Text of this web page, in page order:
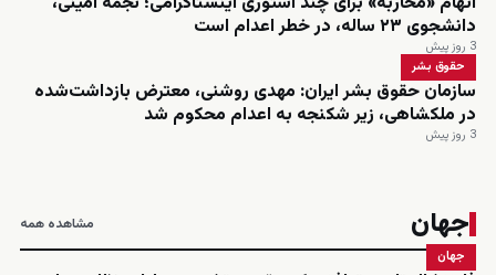
دانشجوی ۲۳ ساله، در خطر اعدام است
3 روز پیش
حقوق بشر
سازمان حقوق بشر ایران: مهدی روشنی، معترض بازداشت‌شده
در ملکشاهی، زیر شکنجه به اعدام محکوم شد
3 روز پیش
جهان مشاهده همه
جهان